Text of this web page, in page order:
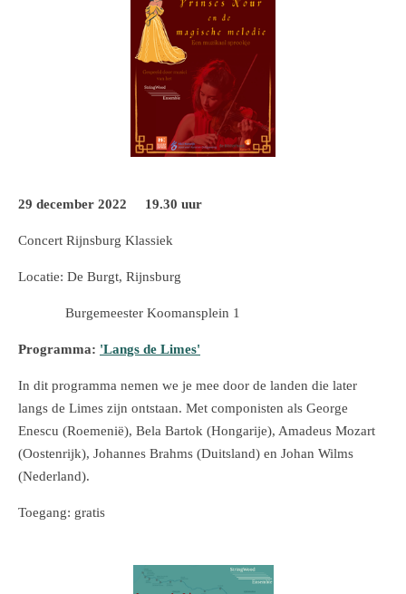
29 december 2022 19.30 uur
Concert Rijnsburg Klassiek
Locatie: De Burgt, Rijnsburg
Burgemeester Koomansplein 1
Programma: 'Langs de Limes'
In dit programma nemen we je mee door de landen die later
langs de Limes zijn ontstaan. Met componisten als George
Enescu (Roemenië), Bela Bartok (Hongarije), Amadeus Mozart
(Oostenrijk), Johannes Brahms (Duitsland) en Johan Wilms
(Nederland).
Toegang: gratis